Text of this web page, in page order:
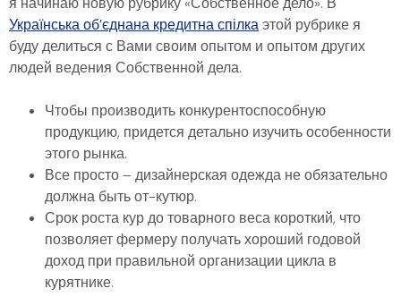
Українська об’єднана кредитна спілкаэтой рубрике я
буду делиться с Вами своим опытом и опытом других
людей ведения Собственной дела.
Чтобы производить конкурентоспособную
продукцию, придется детально изучить особенности
этого рынка.
Все просто – дизайнерская одежда не обязательно
должна быть от-кутюр.
Срок роста кур до товарного веса короткий, что
позволяет фермеру получать хороший годовой
доход при правильной организации цикла в
курятнике.